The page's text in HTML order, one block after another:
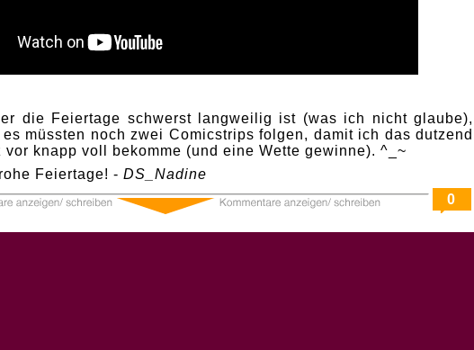
die Feiertage schwerst langweilig ist (was ich nicht glaube),
müssten noch zwei Comicstrips folgen, damit ich das dutzend
knapp voll bekomme (und eine Wette gewinne). ^_~
Feiertage! - DS_Nadine
0